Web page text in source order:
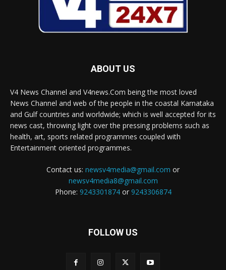
ABOUT US
V4 News Channel and V4news.Com being the most loved
News Channel and web of the people in the coastal Karnataka
and Gulf countries and worldwide; which is well accepted for its
news cast, throwing light over the pressing problems such as
health, art, sports related programmes coupled with
Entertainment oriented programmes.
Contact us: newsv4media@gmail.com or
newsv4media8@gmail.com
Phone: 9243301874or 9243306874
FOLLOW US